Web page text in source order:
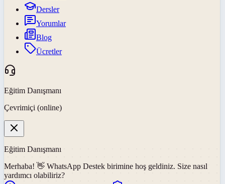
Dersler
Yorumlar
Blog
Ücretler
Eğitim Danışmanı
Çevrimiçi (online)
Eğitim Danışmanı
Merhaba! 👋 WhatsApp Destek birimine hoş geldiniz. Size nasıl
yardımcı olabiliriz?